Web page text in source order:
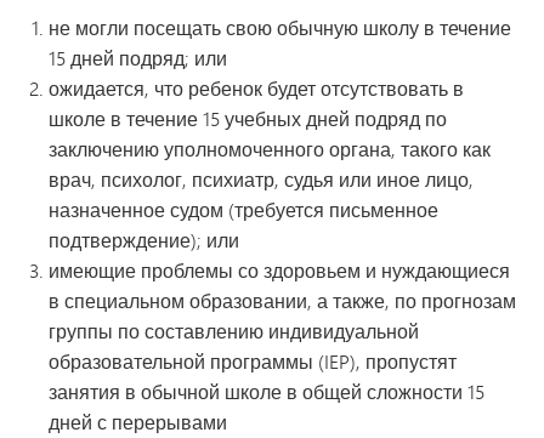
не могли посещать свою обычную школу в течение
15 дней подряд; или
ожидается, что ребенок будет отсутствовать в
школе в течение 15 учебных дней подряд по
заключению уполномоченного органа, такого как
врач, психолог, психиатр, судья или иное лицо,
назначенное судом (требуется письменное
подтверждение); или
имеющие проблемы со здоровьем и нуждающиеся
в специальном образовании, а также, по прогнозам
группы по составлению индивидуальной
образовательной программы (IEP), пропустят
занятия в обычной школе в общей сложности 15
дней с перерывами